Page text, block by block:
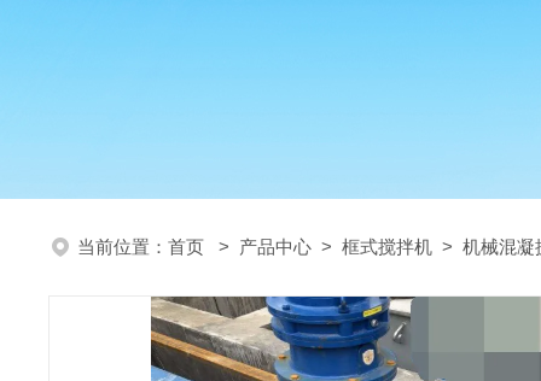
当前位置： 首页 > 产品中心 > 框式搅拌机 > 机械混凝